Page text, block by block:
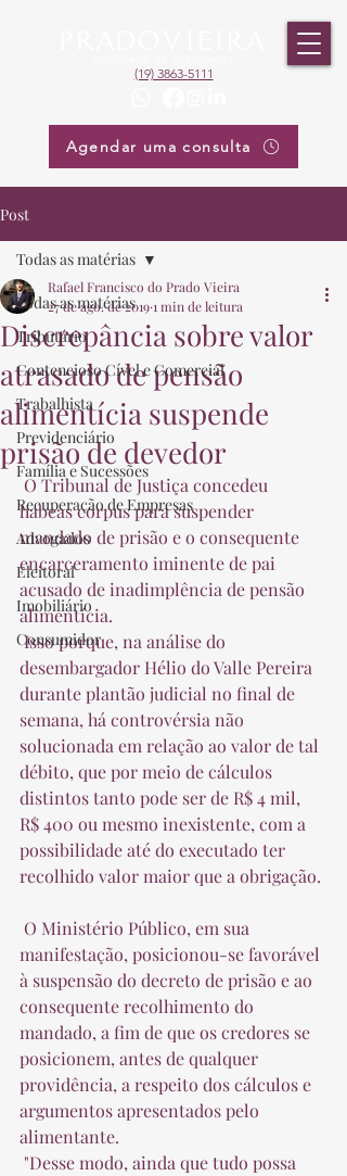
(19) 3863-5111
Agendar uma consulta
Post
Todas as matérias
Tributário
Contencioso Cível e Comercial
Trabalhista
Previdenciário
Família e Sucessões
Recuperação de Empresas
Advogados
Eleitoral
Imobiliário
Consumidor
Todas as matérias
Discrepância sobre valor
atrasado de pensão
alimentícia suspende
prisão de devedor
Rafael Francisco do Prado Vieira
27 de ago. de 20191 min de leitura
habeas corpus para suspender
mandado de prisão e o consequente
encarceramento iminente de pai
acusado de inadimplência de pensão
alimentícia.
Isso porque, na análise do
desembargador Hélio do Valle Pereira
durante plantão judicial no final de
semana, há controvérsia não
solucionada em relação ao valor de tal
débito, que por meio de cálculos
distintos tanto pode ser de R$ 4 mil,
R$ 400 ou mesmo inexistente, com a
possibilidade até do executado ter
recolhido valor maior que a obrigação.
manifestação, posicionou-se favorável
à suspensão do decreto de prisão e ao
consequente recolhimento do
mandado, a fim de que os credores se
posicionem, antes de qualquer
providência, a respeito dos cálculos e
argumentos apresentados pelo
alimentante.